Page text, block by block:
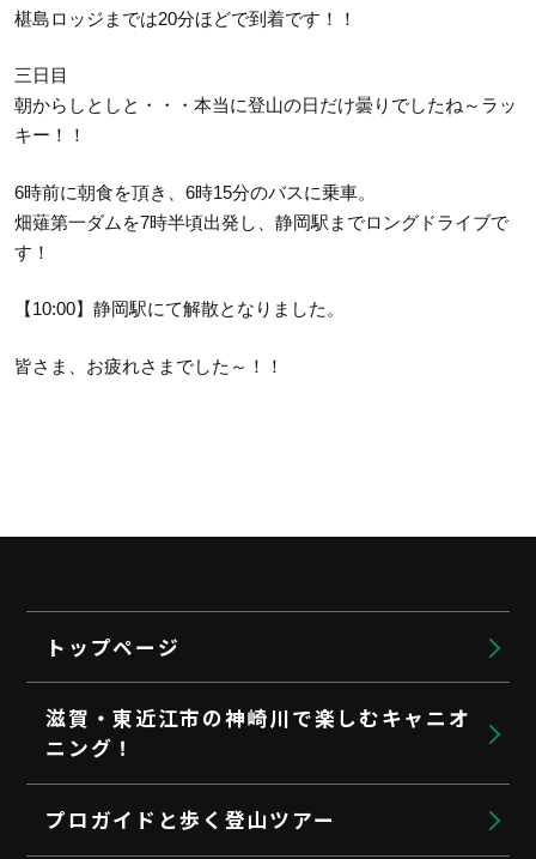
椹島ロッジまでは20分ほどで到着です！！
三日目
朝からしとしと・・・本当に登山の日だけ曇りでしたね～ラッ
キー！！
6時前に朝食を頂き、6時15分のバスに乗車。
畑薙第一ダムを7時半頃出発し、静岡駅までロングドライブで
す！
【10:00】静岡駅にて解散となりました。
皆さま、お疲れさまでした～！！
トップページ
滋賀・東近江市の神崎川で楽しむキャニオ
ニング！
プロガイドと歩く登山ツアー